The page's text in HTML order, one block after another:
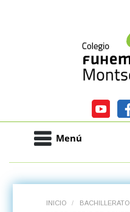
Menú
INICIO / BACHILLERATO